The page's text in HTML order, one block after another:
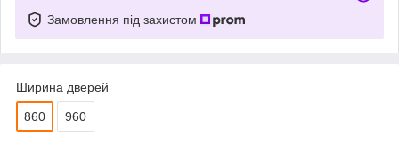
Замовлення під захистом
Ширина дверей
860 960